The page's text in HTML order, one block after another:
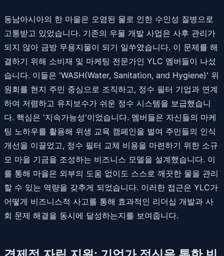
동남아시아의 한 마을은 오염된 물로 인한 수인성 질병으로
고통받고 있었습니다. 기존의 우물 개발 사업은 사후 관리가
되지 않아 금방 무용지물이 되기 일쑤였습니다. 이 문제를 해
결하기 위해 소비재 및 마케팅 전문가인 YLC 멤버들이 나섰
습니다. 이들은 'WASH(Water, Sanitation, and Hygiene)' 위
원회를 현지 주민 중심으로 조직하고, 정수 필터 기업과 연계
하여 저렴하고 유지보수가 쉬운 정수 시스템을 보급했습니
다. 핵심은 '지속가능성'이었습니다. 멤버들은 자신들의 마케
팅 노하우를 활용해 위생 교육 캠페인을 벌여 주민들의 인식
개선을 이끌었고, 정수 필터 교체 비용을 마련하기 위한 소규
모 마을 기금을 조성하는 비즈니스 모델을 설계했습니다. 이
를 통해 마을은 외부의 도움 없이도 스스로 깨끗한 물을 관리
할 수 있는 역량을 갖추게 되었습니다. 이러한 접근은 YLC가
어떻게 비즈니스적 사고를 통해 효과적인 리더십 개발과 사
회 문제 해결을 동시에 달성하는지를 보여줍니다.